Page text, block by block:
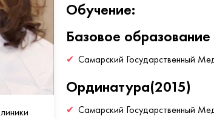
Обучение:
Базовое образование
Самарский Государственный
Ординатура(2015)
Самарский Государственный